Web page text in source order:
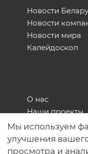
Новости
Новости
Новости мира
Калейдоскоп
О нас
Наши проекты
Связь с нами
Общая
Мы используем
улучшения
просмотра и